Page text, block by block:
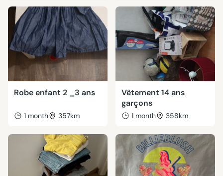
Robe enfant 2 _3 ans
1 month 357km
Vêtement 14 ans
garçons
1 month 358km